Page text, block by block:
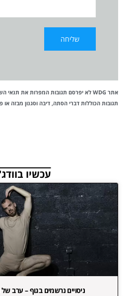
אתר WDG לא יפרסם תגובות המפרות את תנאי
תגובות הכוללות דברי הסתה, דיבה וסגנון מבזה או
עכשיו בוודג'
ניסויים נרשמים בגוף – ערב